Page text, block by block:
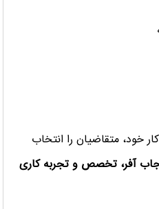
خود، متقاضیان را انتخاب
آفر، تخصص و تجربه کاری